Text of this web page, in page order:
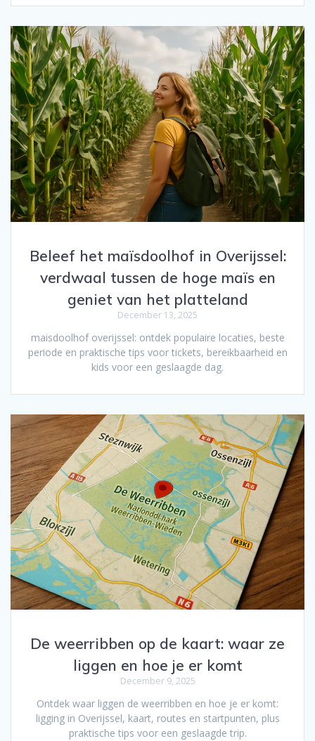
Beleef het maïsdoolhof in Overijssel:
verdwaal tussen de hoge maïs en
geniet van het platteland
December 13, 2025
maisdoolhof overijssel: ontdek populaire locaties, beste
periode en praktische tips voor tickets, bereikbaarheid en
kids voor een geslaagde dag.
De weerribben op de kaart: waar ze
liggen en hoe je er komt
December 9, 2025
Ontdek waar liggen de weerribben en hoe je er komt:
ligging in Overijssel, kaart, routes en startpunten, plus
praktische tips voor een geslaagde trip.